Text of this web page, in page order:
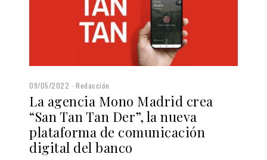
09/05/2022 Redacción
La agencia Mono Madrid crea
“San Tan Tan Der”, la nueva
plataforma de comunicación
digital del banco